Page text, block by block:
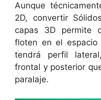
Aunque
2D, convertir
capas 3D permite
floten en el
tendrá perfil
frontal y posterior
paralaje.